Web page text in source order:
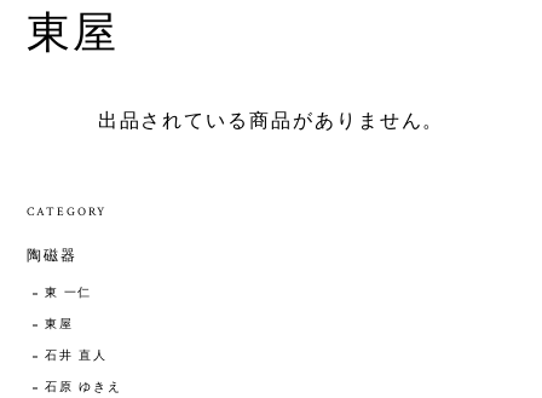
東屋
出品されている商品がありません。
CATEGORY
陶磁器
東 一仁
東屋
石井 直人
石原 ゆきえ